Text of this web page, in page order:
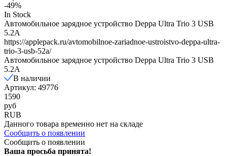
-49%
In Stock
Автомобильное зарядное устройство Deppa Ultra Trio 3 USB
5.2A
https://applepack.ru/avtomobilnoe-zariadnoe-ustroistvo-deppa-ultra-
trio-3-usb-52a/
Автомобильное зарядное устройство Deppa Ultra Trio 3 USB
5.2A
В наличии
Артикул: 49776
1590
руб
RUB
Данного товара временно нет на складе
Сообщить о появлении
Сообщить о появлении
Ваша просьба принята!